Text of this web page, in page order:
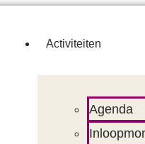
Activiteiten
Agenda